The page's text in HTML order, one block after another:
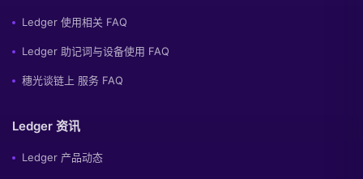
Ledger 使用相关 FAQ
Ledger 助记词与设备使用 FAQ
穗光谈链上 服务 FAQ
Ledger 资讯
Ledger 产品动态